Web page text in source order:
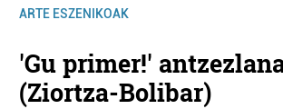
ARTE ESZENIKOAK
'Gu primer!'
(Ziortza-Bolibar)